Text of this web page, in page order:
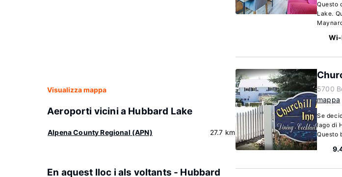
Visualizza mappa
Aeroporti vicini a Hubbard Lake
Alpena County Regional (APN) 27.7 km
En aquest lloc i als voltants - Hubbard
Questo
Lake.
Wi-
5700
mappa
Se
lago di
Questo